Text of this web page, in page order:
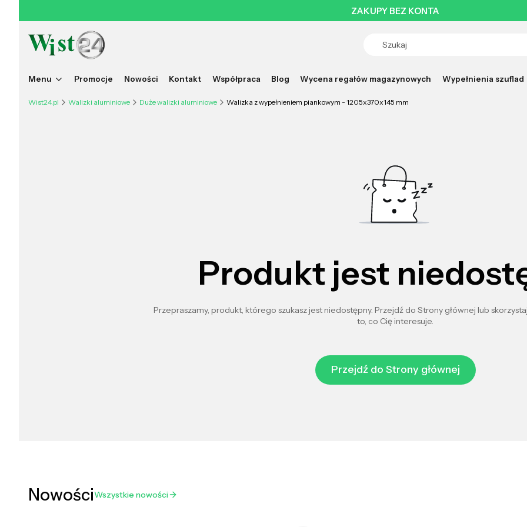
ZAKUPY BEZ KONTA
Menu Promocje Nowości Kontakt Współpraca Blog Wycena regałów magazynowych Wypełnienia szuflad
Wist24.pl Walizki aluminiowe Duże walizki aluminiowe Walizka z wypełnieniem piankowym - 1205x370x145 mm
Produkt jest
Przepraszamy, produkt, którego szukasz jest niedostępny. Przejdź do Strony głównej lub
to, co Cię interesuje.
Przejdź do Strony głównej
NowościWszystkie nowości